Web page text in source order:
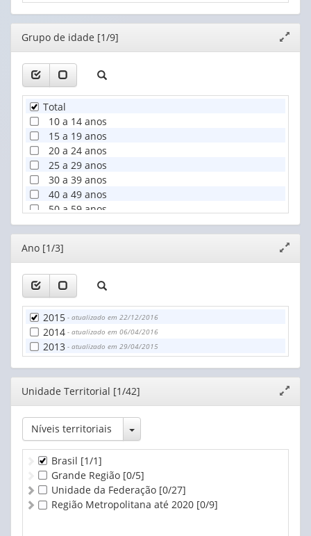
Editor
janela
Grupo de idade [1/9]
Total
10 a 14 anos
15 a 19 anos
20 a 24 anos
25 a 29 anos
30 a 39 anos
40 a 49 anos
50 a 59 anos
60 anos ou mais
Editor
janela
Ano [1/3]
2015 - atualizado em 22/12/2016
2014 - atualizado em 06/04/2016
2013 - atualizado em 29/04/2015
Editor
janela
Unidade Territorial [1/42]
Níveis territoriais Toggle Dropdown
Brasil [1/1]
Grande Região [0/5]
Unidade da Federação [0/27]
Região Metropolitana até 2020 [0/9]